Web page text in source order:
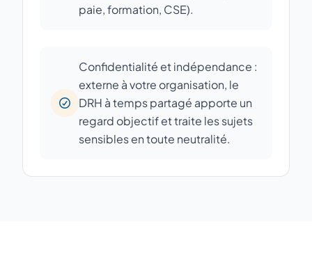
paie, formation, CSE).
Confidentialité et indépendance :
externe à votre organisation, le
DRH à temps partagé apporte un
regard objectif et traite les sujets
sensibles en toute neutralité.